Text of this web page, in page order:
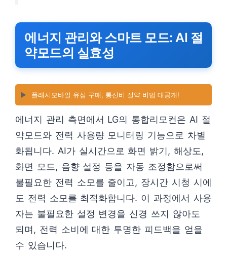
에너지 관리와 스마트 모드: AI 절
약모드의 실효성
▶️ 플래시모바일 유심 구매, 통신비 절약 비법 대공개!
에너지 관리 측면에서 LG의 통합리모컨은 AI 절
약모드와 전력 사용량 모니터링 기능으로 차별
화됩니다. AI가 실시간으로 화면 밝기, 해상도,
화면 모드, 음향 설정 등을 자동 조정함으로써
불필요한 전력 소모를 줄이고, 장시간 시청 시에
도 전력 소모를 최적화합니다. 이 과정에서 사용
자는 불필요한 설정 변경을 신경 쓰지 않아도
되며, 전력 소비에 대한 투명한 피드백을 얻을
수 있습니다.